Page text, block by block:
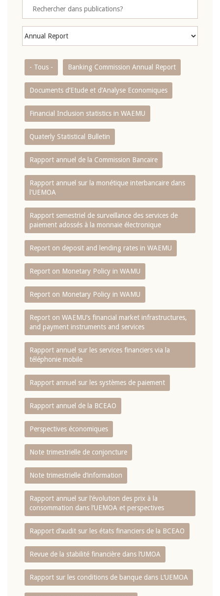
- Tous - Banking Commission Annual Report
Documents d’Etude et d’Analyse Economiques
Financial Inclusion statistics in WAEMU
Quaterly Statistical Bulletin
Rapport annuel de la Commission Bancaire
Rapport annuel sur la monétique interbancaire dans
l'UEMOA
Rapport semestriel de surveillance des services de
paiement adossés à la monnaie électronique
Report on deposit and lending rates in WAEMU
Report on Monetary Policy in WAMU
Report on Monetary Policy in WAMU
Report on WAEMU’s financial market infrastructures,
and payment instruments and services
Rapport annuel sur les services financiers via la
téléphonie mobile
Rapport annuel sur les systèmes de paiement
Rapport annuel de la BCEAO
Perspectives économiques
Note trimestrielle de conjoncture
Note trimestrielle d‘information
Rapport annuel sur l‘évolution des prix à la
consommation dans l‘UEMOA et perspectives
Rapport d‘audit sur les états financiers de la BCEAO
Revue de la stabilité financière dans l‘UMOA
Rapport sur les conditions de banque dans L‘UEMOA